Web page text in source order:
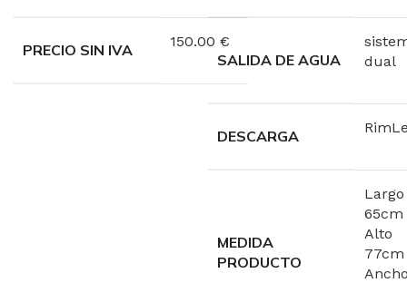
PRECIO SIN IVA 150.00 €
SALIDA DE AGUA
dual
DESCARGA
MEDIDA
PRODUCTO
Largo
65cm
Alto
77cm